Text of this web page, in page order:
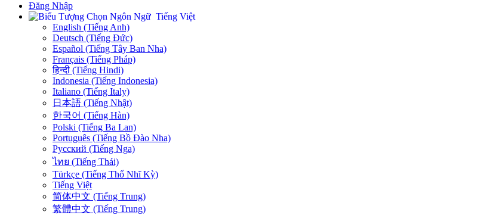
Đăng Nhập
Tiếng Việt
English (Tiếng Anh)
Deutsch (Tiếng Đức)
Español (Tiếng Tây Ban Nha)
Français (Tiếng Pháp)
हिन्दी (Tiếng Hindi)
Indonesia (Tiếng Indonesia)
Italiano (Tiếng Italy)
日本語 (Tiếng Nhật)
한국어 (Tiếng Hàn)
Polski (Tiếng Ba Lan)
Português (Tiếng Bồ Đào Nha)
Русский (Tiếng Nga)
ไทย (Tiếng Thái)
Türkçe (Tiếng Thổ Nhĩ Kỳ)
Tiếng Việt
简体中文 (Tiếng Trung)
繁體中文 (Tiếng Trung)